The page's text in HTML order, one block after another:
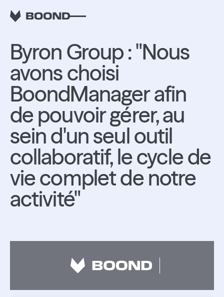
RETOUR
Byron Group : "Nous
avons choisi
BoondManager afin
de pouvoir gérer, au
sein d'un seul outil
collaboratif, le cycle de
vie complet de notre
activité"